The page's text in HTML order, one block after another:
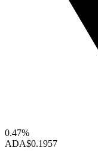
0.47%
ADA$0.1957